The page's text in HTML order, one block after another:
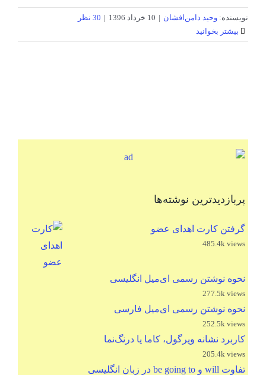
نویسنده: وحید دامن‌افشان | 10 خرداد 1396 | 30 نظر
بیشتر بخوانید
پربازدیدترین نوشته‌ها
گرفتن کارت اهدای عضو
485.4k views
نحوه نوشتن رسمی ای‌میل انگلیسی
277.5k views
نحوه نوشتن رسمی ای‌میل فارسی
252.5k views
کاربرد نشانه ویرگول، کاما یا درنگ‌نما
205.4k views
تفاوت will و be going to در زبان انگلیسی